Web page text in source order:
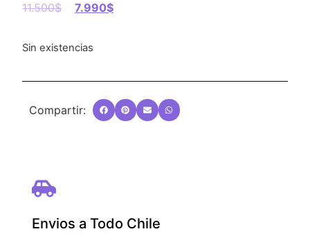
11.500$ 7.990$
Sin existencias
Compartir:
Envios a Todo Chile